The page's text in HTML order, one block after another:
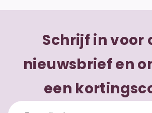
Schrijf in voor
nieuwsbrief en
een